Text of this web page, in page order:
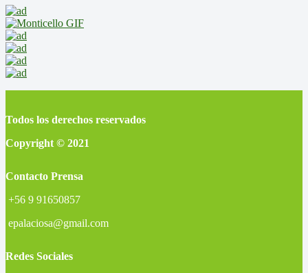
Todos los derechos reservados
Copyright © 2021
Contacto Prensa
+56 9 91650857
epalaciosa@gmail.com
Redes Sociales